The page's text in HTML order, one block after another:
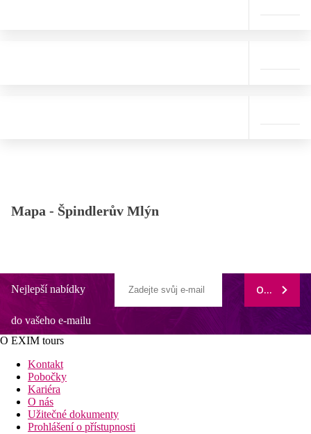
Mapa - Špindlerův Mlýn
Nejlepší nabídky
do vašeho e-mailu
ODEBÍRAT
O EXIM tours
Kontakt
Pobočky
Kariéra
O nás
Užitečné dokumenty
Prohlášení o přístupnosti